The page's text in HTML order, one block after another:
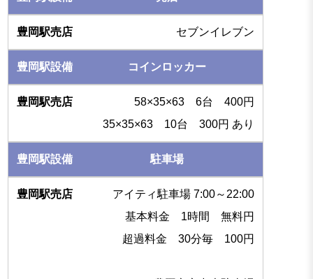
セブンイレブン
コインロッカー
58×35×63 6台 400円
35×35×63 10台 300円 あり
駐車場
アイティ駐車場 7:00～22:00
基本料金 1時間 無料円
超過料金 30分毎 100円